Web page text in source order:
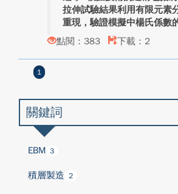
拉伸試驗結果利用有限元素
重現，驗證模擬中楊氏係數
點閱：383
下載：2
1
關鍵詞
EBM 3
積層製造 2